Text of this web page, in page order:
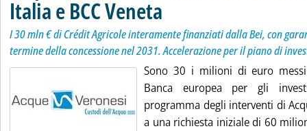
Italia e BCC Veneta
I 30 mln € di Crédit Agricole interamente finanziati dalla Bei, con
termine della concessione nel 2031. Accelerazione per il piano di
Sono 30 i milioni di euro
Banca europea per gli
programma degli interventi di
a una richiesta iniziale di 60